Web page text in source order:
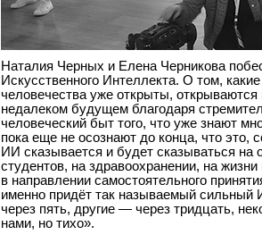
Наталия Черных и Елена Черникова
Искусственного Интеллекта. О том,
человечества уже открыты, открываются
недалеком будущем благодаря
человеческий быт того, что уже знают
пока еще не осознают до конца, что это,
ИИ сказывается и будет сказываться на
студентов, на здравоохранении, на
в направлении самостоятельного
именно придёт так называемый сильный
через пять, другие — через тридцать,
нами, но тихо».